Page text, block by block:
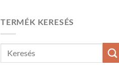
TERMÉK KERESÉS